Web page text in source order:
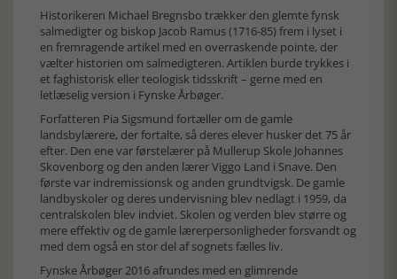
Historikeren Michael Bregnsbo trækker den glemte fynsk
salmedigter og biskop Jacob Ramus (1716-85) frem i lyset i
en fremragende artikel med en overraskende pointe, der
vælter historien om salmedigteren. Artiklen burde trykkes i
et faghistorisk eller teologisk tidsskrift – gerne med en
letlæselig version i Fynske Årbøger.
Forfatteren Pia Sigsmund fortæller om de gamle
landsbylærere, der fortalte, så deres elever husker det 75 år
efter. Den ene var førstelærer på Mullerup Skole Johannes
Skovenborg og den anden lærer Viggo Land i Snave. Den
første var indremissionsk og anden grundtvigsk. De gamle
landbyskoler og deres undervisning blev nedlagt i 1959, da
centralskolen blev indviet. Skolen og verden blev større og
mere effektiv og de gamle lærerpersonligheder forsvandt og
med dem også en stor del af sognets fælles liv.
Fynske Årbøger 2016 afrundes med en glimrende